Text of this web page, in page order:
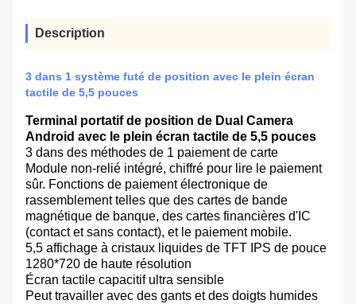
Description
3 dans 1 système futé de position avec le plein écran
tactile de 5,5 pouces
Terminal portatif de position de Dual Camera
Android avec le plein écran tactile de 5,5 pouces
3 dans des méthodes de 1 paiement de carte
Module non-relié intégré, chiffré pour lire le paiement
sûr. Fonctions de paiement électronique de
rassemblement telles que des cartes de bande
magnétique de banque, des cartes financières d'IC
(contact et sans contact), et le paiement mobile.
5,5 affichage à cristaux liquides de TFT IPS de pouce
1280*720 de haute résolution
Écran tactile capacitif ultra sensible
Peut travailler avec des gants et des doigts humides